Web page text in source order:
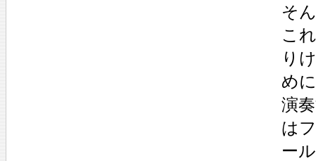
そ
こ
り
め
演
は
ー